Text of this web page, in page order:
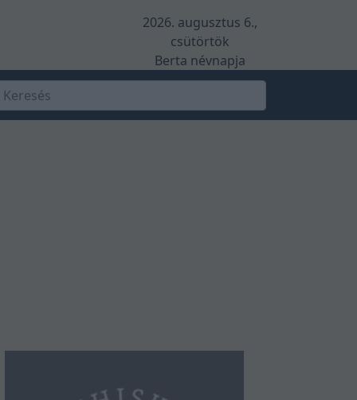
2026. augusztus 6.,
csütörtök
Berta névnapja